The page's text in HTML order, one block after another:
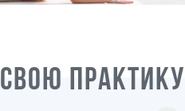
СВОЮ ПРАКТИКУ